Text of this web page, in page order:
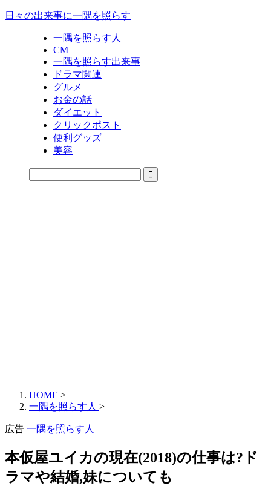
日々の出来事に一隅を照らす
一隅を照らす人
CM
一隅を照らす出来事
ドラマ関連
グルメ
お金の話
ダイエット
クリックポスト
便利グッズ
美容
HOME >
一隅を照らす人 >
広告 一隅を照らす人
本仮屋ユイカの現在(2018)の仕事は?ド
ラマや結婚,妹についても